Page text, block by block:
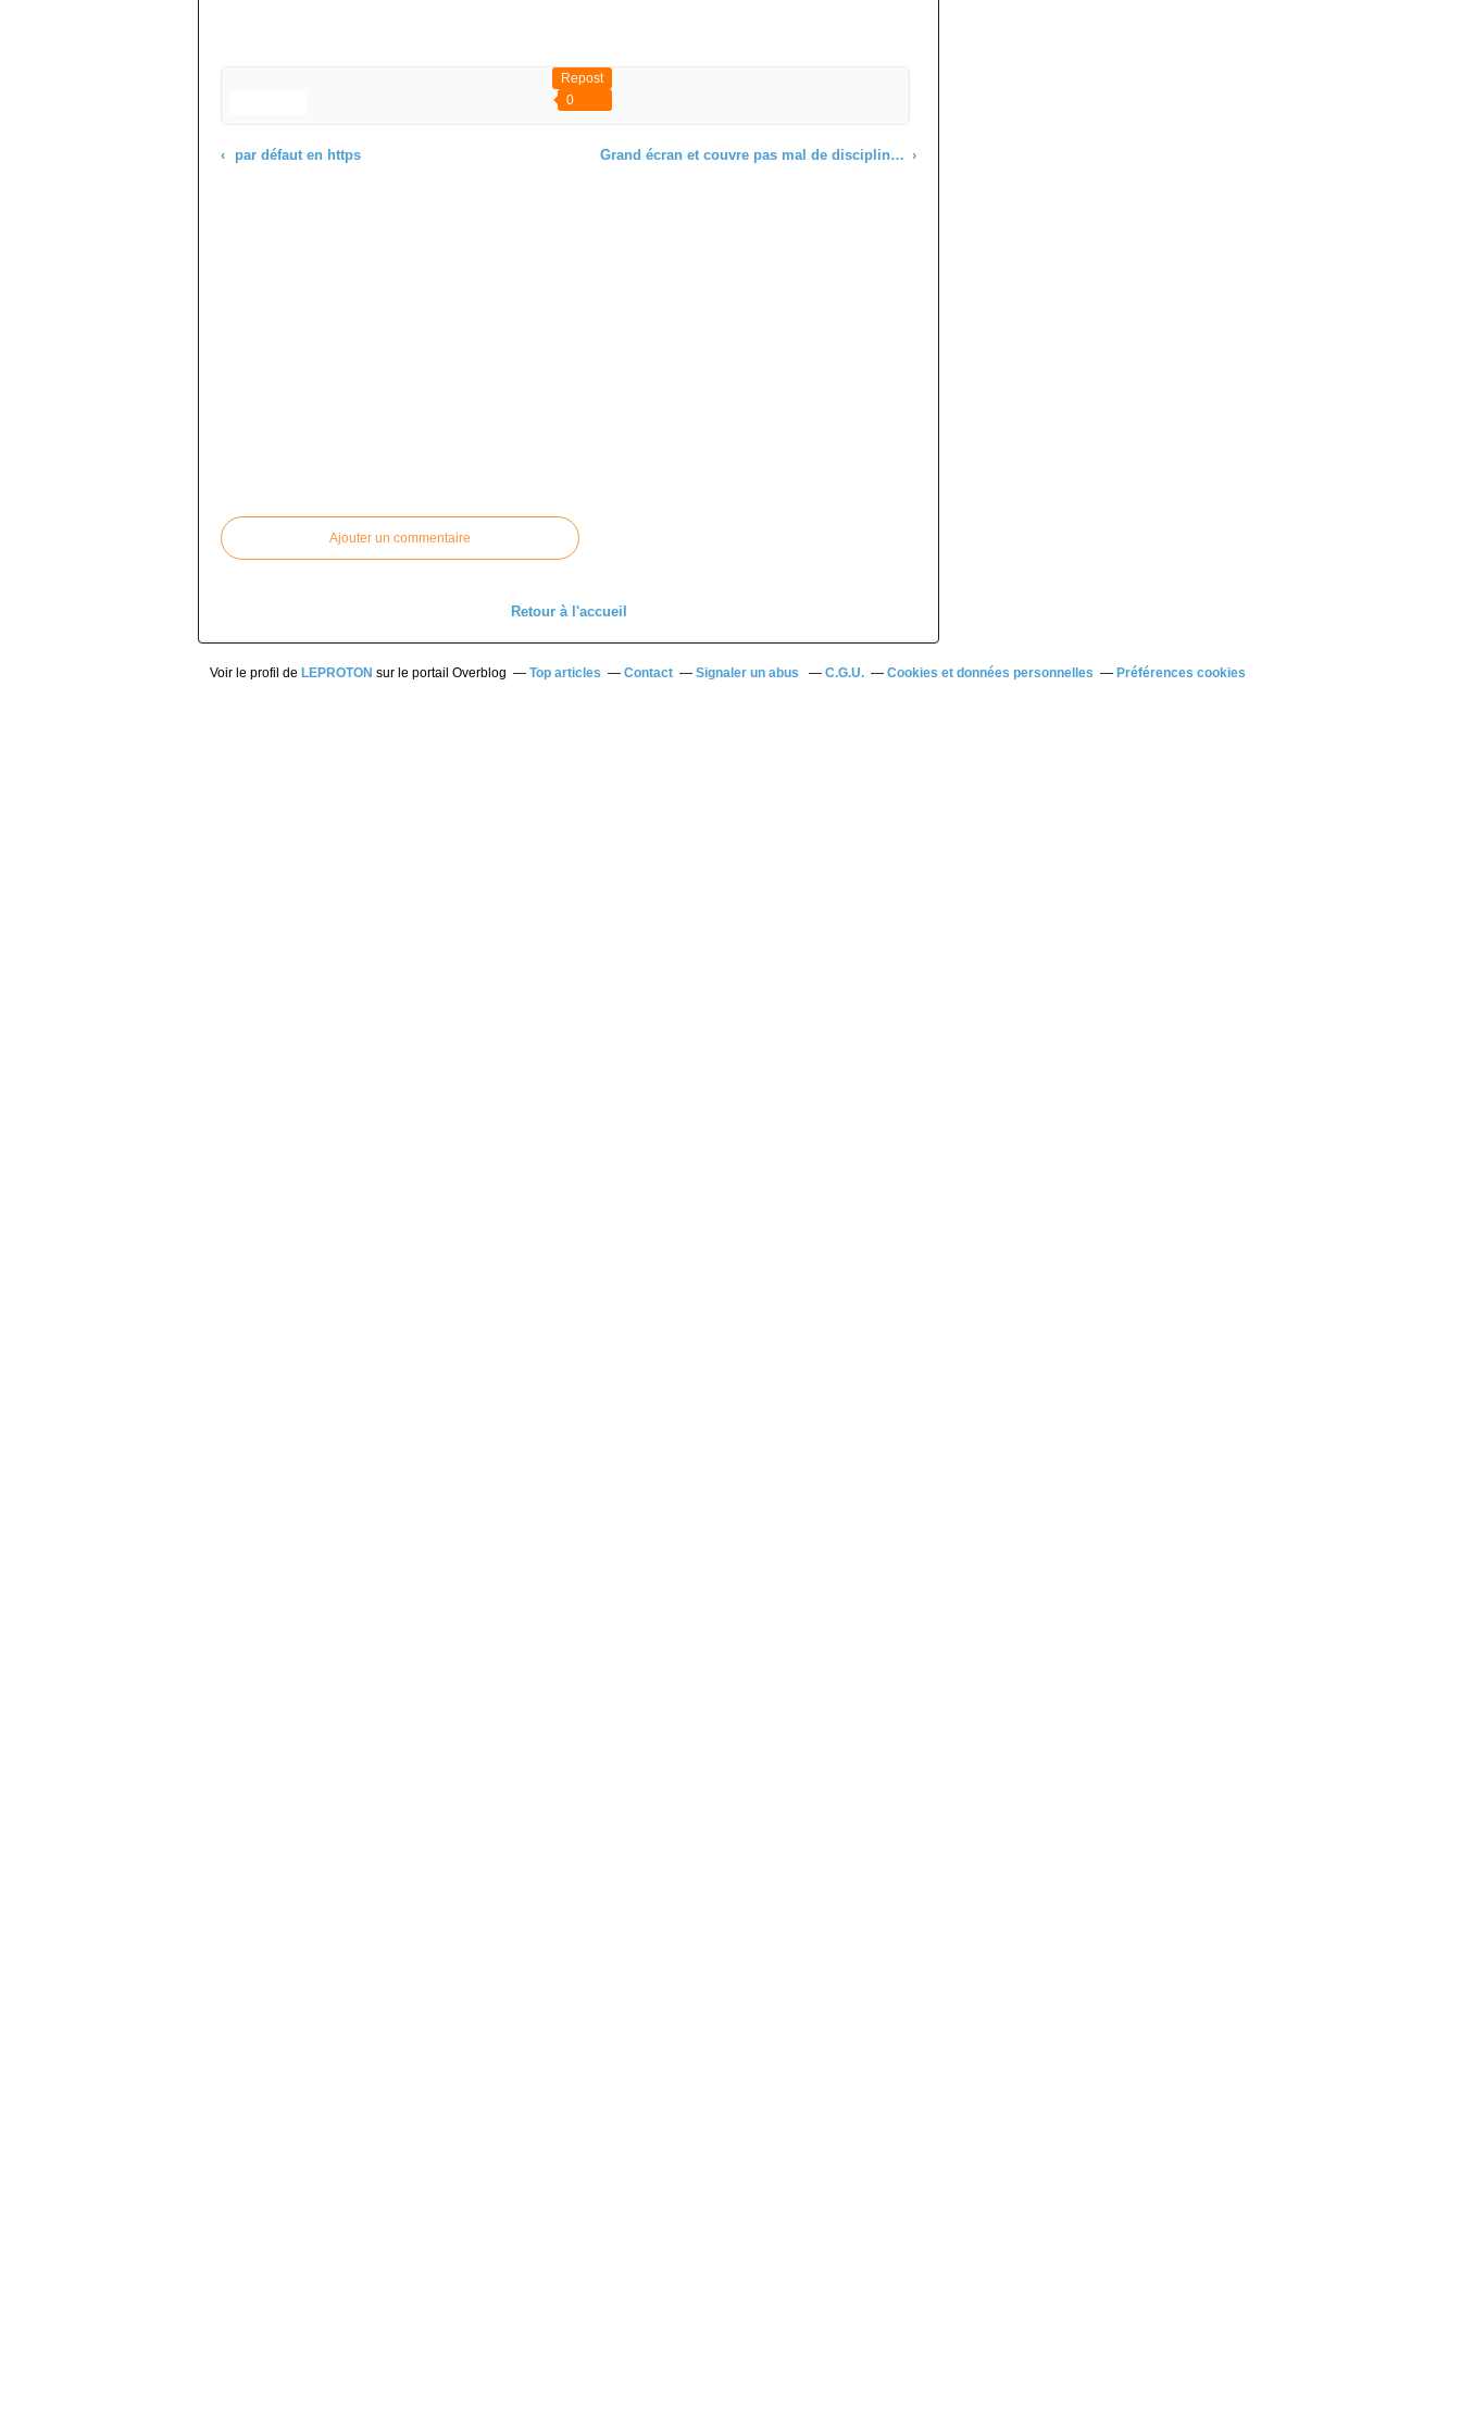
Repost
0
par défaut en https ›
Grand écran et couvre pas mal de disciplines sportives.
Ajouter un commentaire
Retour à l'accueil
Voir le profil de LEPROTON sur le portail Overblog Top articles Contact Signaler un abus C.G.U. Cookies et données personnelles Préférences cookies